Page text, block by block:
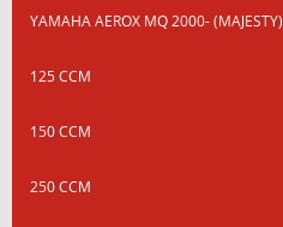
YAMAHA AEROX MQ 2000- (MAJESTY)
125 CCM
150 CCM
250 CCM